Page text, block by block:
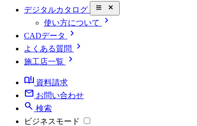
デジタルカタログ close_small
使い方について chevron_right
CADデータ chevron_right
よくある質問 chevron_right
施工店一覧
chevron_right
book_ribbon 資料請求
mail お問い合わせ
search 検索
ビジネスモード